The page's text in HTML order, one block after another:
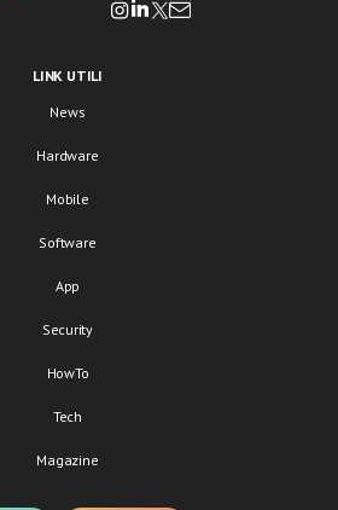
LINK UTILI
News
Hardware
Mobile
Software
App
Security
HowTo
Tech
Magazine